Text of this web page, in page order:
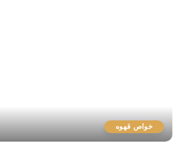
خواص قهوه